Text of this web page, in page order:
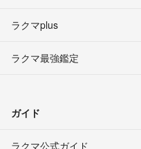
ラクマplus
ラクマ最強鑑定
ガイド
ラクマ公式ガイド